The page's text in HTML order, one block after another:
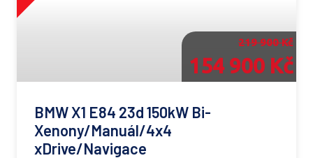
219 900 Kč
154 900 Kč
BMW X1 E84 23d 150kW Bi-
Xenony/Manuál/4x4
xDrive/Navigace